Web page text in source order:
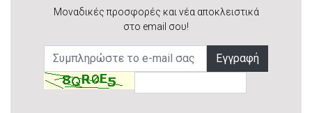
Μοναδικές προσφορές και νέα αποκλειστικά
στο email σου!
Εγγραφή